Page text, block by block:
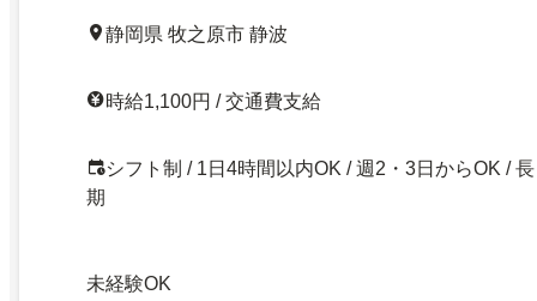
静岡県 牧之原市 静波
時給1,100円 / 交通費支給
シフト制 / 1日4時間以内OK / 週2・3日からOK / 長
期
未経験OK